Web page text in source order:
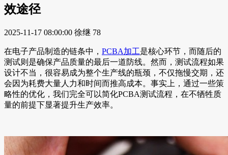
效途径
2025-11-17 08:00:00 徐继 78
在电子产品制造的链条中， PCBA加工是核心环节，而随后的
测试则是确保产品质量的最后一道防线。然而，测试流程如果
设计不当，很容易成为整个生产线的瓶颈，不仅拖慢交期，还
会因为耗费大量人力和时间而推高成本。事实上，通过一些策
略性的优化，我们完全可以简化PCBA测试流程，在不牺牲质
量的前提下显著提升生产效率。